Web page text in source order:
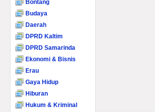
Bontang
Budaya
Daerah
DPRD Kaltim
DPRD Samarinda
Ekonomi & Bisnis
Erau
Gaya Hidup
Hiburan
Hukum & Kriminal